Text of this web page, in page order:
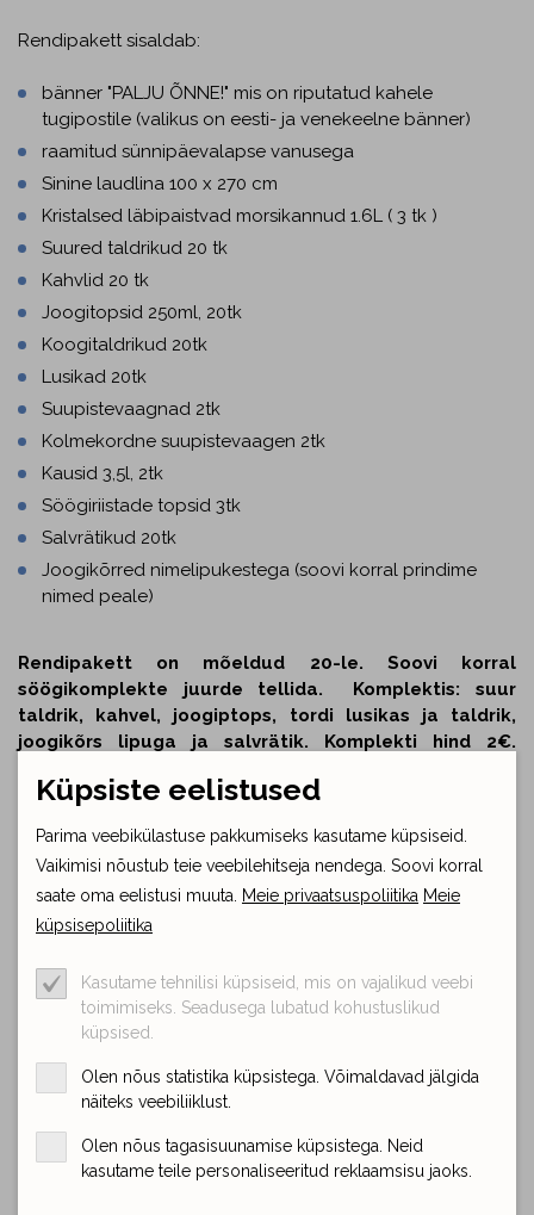
Rendipakett sisaldab:
bänner "PALJU ÕNNE!" mis on riputatud kahele
tugipostile (valikus on eesti- ja venekeelne bänner)
raamitud sünnipäevalapse vanusega
Sinine laudlina 100 x 270 cm
Kristalsed läbipaistvad morsikannud 1.6L ( 3 tk )
Suured taldrikud 20 tk
Kahvlid 20 tk
Joogitopsid 250ml, 20tk
Koogitaldrikud 20tk
Lusikad 20tk
Suupistevaagnad 2tk
Kolmekordne suupistevaagen 2tk
Kausid 3,5l, 2tk
Söögiriistade topsid 3tk
Salvrätikud 20tk
Joogikõrred nimelipukestega (soovi korral prindime
nimed peale)
Rendipakett on mõeldud 20-le. Soovi korral
söögikomplekte juurde tellida. Komplektis: suur
taldrik, kahvel, joogiptops, tordi lusikas ja taldrik,
joogikõrs lipuga ja salvrätik. Komplekti hind 2€.
enne pidu peoruumi köögis, mille saate ise mugavalt ja
kiiresti üles seada. Peolõpus palume asetada mustad
nõud nõudepesumasina ja muud mittepestavad asjad
kokku panna.
hommikul kl 10:00 ja lõppeb hiljemalt rendipäeva järgsel
hommikul kl 09:00. Renditooted väljastame E-P kell
10:00 või saame kokkuleppel pakkuda ka teisi aegu.
Kui rendid majast välja "Ise järgi tulemise puhul", siis
kirjuta lisainfosse juurde: ISIKUKOOD, AADRESS ja kui
ISIK, SIIS TEMA EES-JA PEREKONNANIMI. Vormistame
rendilepingu.
Küpsiste eelistused
Parima veebikülastuse pakkumiseks kasutame küpsiseid.
Vaikimisi nõustub teie veebilehitseja nendega. Soovi korral
saate oma eelistusi muuta.
Meie privaatsuspoliitika Meie
küpsisepoliitika
Kasutame tehnilisi küpsiseid, mis on vajalikud veebi
toimimiseks. Seadusega lubatud kohustuslikud
küpsised.
Olen nõus statistika küpsistega. Võimaldavad jälgida
näiteks veebiliiklust.
Olen nõus tagasisuunamise küpsistega. Neid
kasutame teile personaliseeritud reklaamsisu jaoks.